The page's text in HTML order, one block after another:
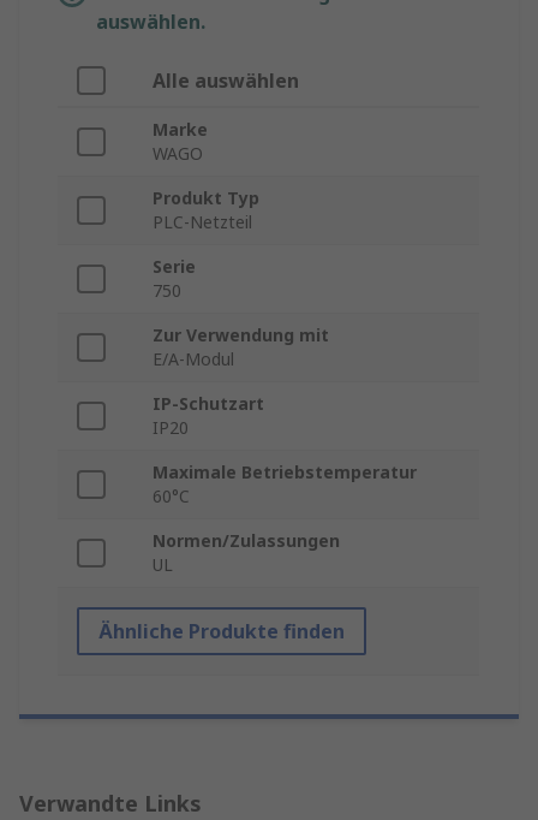
auswählen.
Alle auswählen
Marke
WAGO
Produkt Typ
PLC-Netzteil
Serie
750
Zur Verwendung mit
E/A-Modul
IP-Schutzart
IP20
Maximale Betriebstemperatur
60°C
Normen/Zulassungen
UL
Ähnliche Produkte finden
Verwandte Links